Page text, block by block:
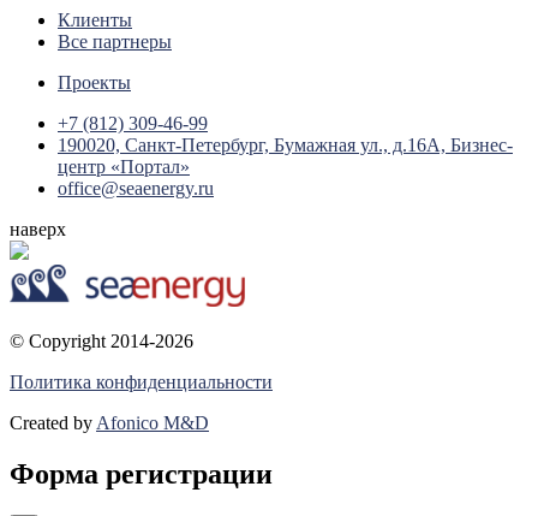
Клиенты
Все партнеры
Проекты
+7 (812) 309-46-99
190020, Санкт-Петербург, Бумажная ул., д.16А, Бизнес-
центр «Портал»
office@seaenergy.ru
наверх
© Copyright 2014-2026
Политика конфиденциальности
Created by Afonico M&D
Форма регистрации